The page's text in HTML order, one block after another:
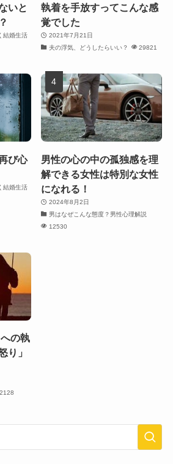
いと
結婚生活
執着を手放すってこんな感
覚でした
2021年7月21日
夫の浮気、どうしたらいい？
29821
び心
結婚生活
男性の心の中の孤独感を理
解できる女性は特別な女性
になれる！
2024年8月2日
男はなぜこんな態度？男性心理解説
12530
の執
り」